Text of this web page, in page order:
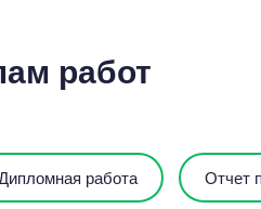
работ
работа Отчет